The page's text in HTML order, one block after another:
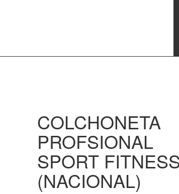
COLCHONETA
PROFSIONAL
SPORT
(NACIONAL)